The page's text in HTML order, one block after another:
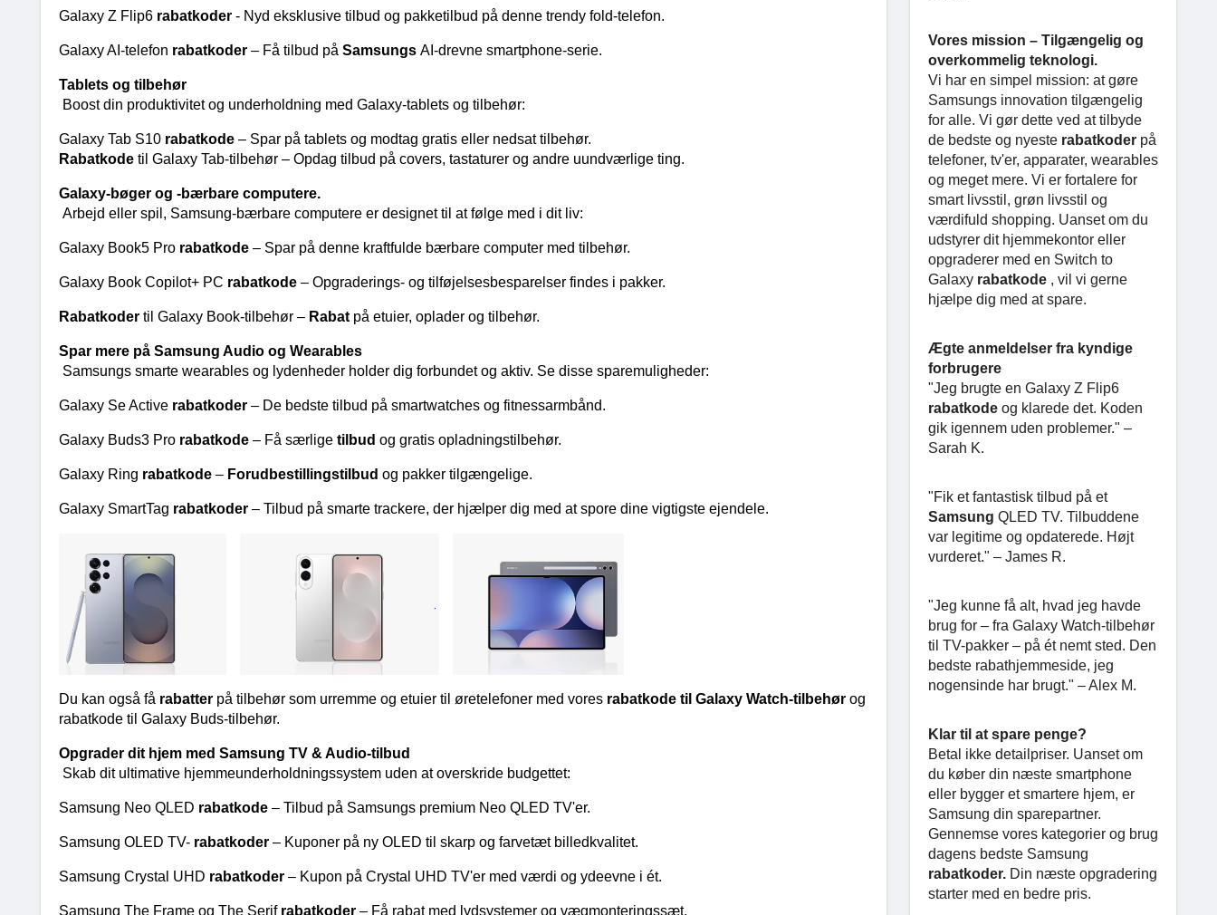
Galaxy Z Flip6 rabatkoder - Nyd eksklusive tilbud og pakketilbud på denne trendy fold-telefon.
Galaxy AI-telefon rabatkoder – Få tilbud på Samsungs AI-drevne smartphone-serie.
Tablets og tilbehør
Boost din produktivitet og underholdning med Galaxy-tablets og tilbehør:
Galaxy Tab S10 rabatkode – Spar på tablets og modtag gratis eller nedsat tilbehør.
Rabatkode til Galaxy Tab-tilbehør – Opdag tilbud på covers, tastaturer og andre uundværlige ting.
Galaxy-bøger og -bærbare computere.
Arbejd eller spil, Samsung-bærbare computere er designet til at følge med i dit liv:
Galaxy Book5 Pro rabatkode – Spar på denne kraftfulde bærbare computer med tilbehør.
Galaxy Book Copilot+ PC rabatkode – Opgraderings- og tilføjelsesbesparelser findes i pakker.
Rabatkoder til Galaxy Book-tilbehør – Rabat på etuier, oplader og tilbehør.
Spar mere på Samsung Audio og Wearables
Samsungs smarte wearables og lydenheder holder dig forbundet og aktiv. Se disse sparemuligheder:
Galaxy Se Active rabatkoder – De bedste tilbud på smartwatches og fitnessarmbånd.
Galaxy Buds3 Pro rabatkode – Få særlige tilbud og gratis opladningstilbehør.
Galaxy Ring rabatkode – Forudbestillingstilbud og pakker tilgængelige.
Galaxy SmartTag rabatkoder – Tilbud på smarte trackere, der hjælper dig med at spore dine vigtigste ejendele.
Du kan også få rabatter på tilbehør som urremme og etuier til øretelefoner med vores rabatkode til Galaxy Watch-tilbehør og
rabatkode til Galaxy Buds-tilbehør.
Opgrader dit hjem med Samsung TV & Audio-tilbud
Skab dit ultimative hjemmeunderholdningssystem uden at overskride budgettet:
Samsung Neo QLED rabatkode – Tilbud på Samsungs premium Neo QLED TV'er.
Samsung OLED TV- rabatkoder – Kuponer på ny OLED til skarp og farvetæt billedkvalitet.
Samsung Crystal UHD rabatkoder – Kupon på Crystal UHD TV'er med værdi og ydeevne i ét.
Samsung The Frame og The Serif rabatkoder – Få rabat med lydsystemer og vægmonteringssæt.
Vores mission – Tilgængelig og
overkommelig teknologi.
Vi har en simpel mission: at gøre
Samsungs innovation tilgængelig
for alle. Vi gør dette ved at tilbyde
de bedste og nyeste rabatkoder på
telefoner, tv'er, apparater, wearables
og meget mere. Vi er fortalere for
smart livsstil, grøn livsstil og
værdifuld shopping. Uanset om du
udstyrer dit hjemmekontor eller
opgraderer med en Switch to
Galaxy rabatkode , vil vi gerne
hjælpe dig med at spare.
Ægte anmeldelser fra kyndige
forbrugere
"Jeg brugte en Galaxy Z Flip6
rabatkode og klarede det. Koden
gik igennem uden problemer." –
Sarah K.
"Fik et fantastisk tilbud på et
Samsung QLED TV. Tilbuddene
var legitime og opdaterede. Højt
vurderet." – James R.
"Jeg kunne få alt, hvad jeg havde
brug for – fra Galaxy Watch-tilbehør
til TV-pakker – på ét nemt sted. Den
bedste rabathjemmeside, jeg
nogensinde har brugt." – Alex M.
Klar til at spare penge?
Betal ikke detailpriser. Uanset om
du køber din næste smartphone
eller bygger et smartere hjem, er
Samsung din sparepartner.
Gennemse vores kategorier og brug
dagens bedste Samsung
rabatkoder. Din næste opgradering
starter med en bedre pris.